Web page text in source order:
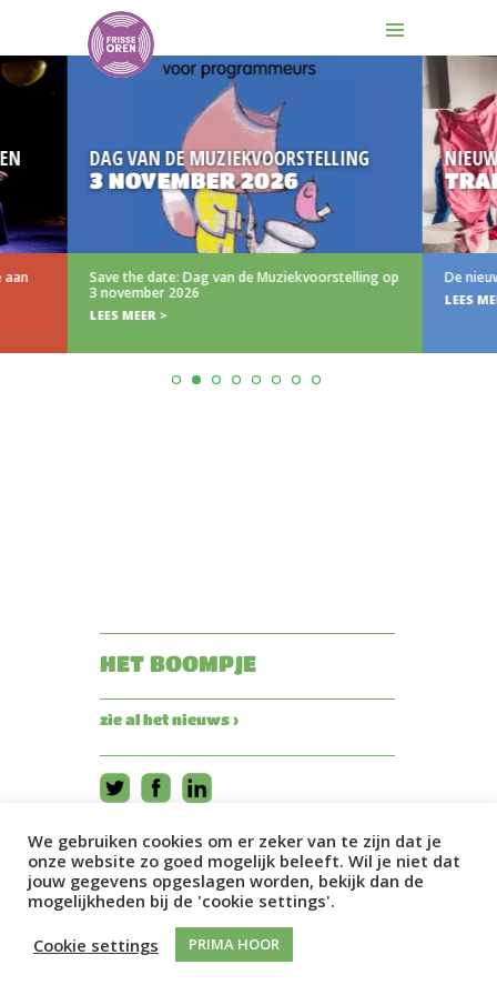
DAG VAN DE MUZIEKVOORSTELLING
3 NOVEMBER 2026
Save the date: Dag van de Muziekvoorstelling op
3 november 2026
LEES MEER >
NIEUW
De nieuwe
LEES MEER >
HET BOOMPJE
zie al het nieuws ›
We gebruiken cookies om er zeker van te zijn dat je
onze website zo goed mogelijk beleeft. Wil je niet dat
jouw gegevens opgeslagen worden, bekijk dan de
mogelijkheden bij de 'cookie settings'.
Cookie settings
PRIMA HOOR